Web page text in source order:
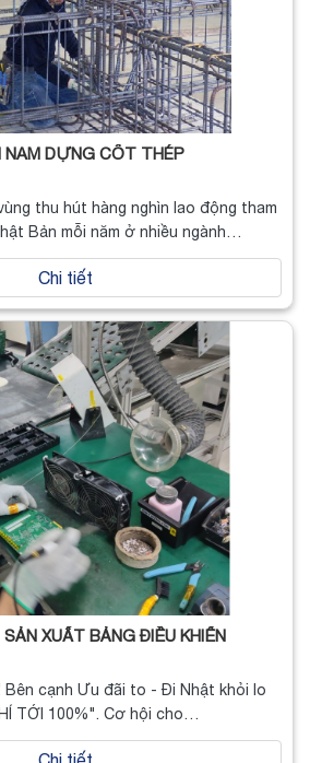
NAM DỰNG CỐT THÉP
thu hút hàng nghìn lao động tham
Bản mỗi năm ở nhiều ngành…
Chi tiết
XUẤT BẢNG ĐIỀU KHIỂN
cạnh Ưu đãi to - Đi Nhật khỏi lo
TỚI 100%". Cơ hội cho…